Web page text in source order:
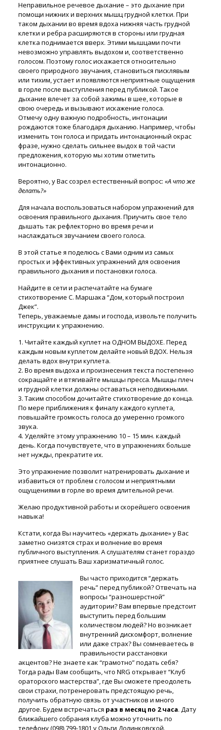
Неправильное речевое дыхание – это дыхание при
помощи нижних и верхних мышц грудной клетки. При
таком дыхании во время вдоха нижняя часть грудной
клетки и ребра расширяются в стороны или грудная
клетка поднимается вверх. Этими мышцами почти
невозможно управлять выдохом и, соответственно
голосом. Поэтому голос искажается относительно
своего природного звучания, становиться писклявым
или тихим, устает и появляются неприятные ощущения
в горле после выступления перед публикой. Такое
дыхание влечет за собой зажимы в шее, которые в
свою очередь и вызывают искажение голоса.
Отмечу одну важную подробность, интонации
рождаются тоже благодаря дыханию. Например, чтобы
изменить тон голоса и придать интонационный окрас
фразе, нужно сделать сильнее выдох в той части
предложения, которую мы хотим отметить
интонационно.
Вероятно, у Вас созрел естественный вопрос: «А что же
делать?»
Для начала воспользоваться набором упражнений для
освоения правильного дыхания. Приучить свое тело
дышать так рефлекторно во время речи и
наслаждаться звучанием своего голоса.
В этой статье я поделюсь с Вами одним из самых
простых и эффективных упражнений для освоения
правильного дыхания и постановки голоса.
Найдите в сети и распечатайте на бумаге
стихотворение С. Маршака “Дом, который построил
Джек”.
Теперь, уважаемые дамы и господа, извольте получить
инструкции к упражнению.
1. Читайте каждый куплет на ОДНОМ ВЫДОХЕ. Перед
каждым новым куплетом делайте новый ВДОХ. Нельзя
делать вдох внутри куплета.
2. Во время выдоха и произнесения текста постепенно
сокращайте и втягивайте мышцы пресса. Мышцы плеч
и грудной клетки должны оставаться неподвижными.
3. Таким способом дочитайте стихотворение до конца.
По мере приближения к финалу каждого куплета,
повышайте громкость голоса до умеренно громкого
звука.
4. Уделяйте этому упражнению 10 – 15 мин. каждый
день. Когда почувствуете, что в упражнениях больше
нет нужды, прекратите их.
Это упражнение позволит натренировать дыхание и
избавиться от проблем с голосом и неприятными
ощущениями в горле во время длительной речи.
Желаю продуктивной работы и скорейшего освоения
навыка!
Кстати, когда Вы научитесь «держать дыхание» у Вас
заметно снизятся страх и волнение во время
публичного выступления. А слушателям станет гораздо
приятнее слушать Ваш харизматичный голос.
Вы часто приходится “держать
речь” перед публикой? Отвечать на
вопросы “разношерстной”
аудитории? Вам впервые предстоит
выступить перед большим
количеством людей? Но возникает
внутренний дискомфорт, волнение
или даже страх? Вы сомневаетесь в
правильности расстановки
акцентов? Не знаете как “грамотно” подать себя?
Тогда рады Вам сообщить, что NRG открывает “Клуб
ораторского мастерства”, где Вы сможете преодолеть
свои страхи, потренеровать предстоящую речь,
получить обратную связь от участников и много
другое. Будем встречаться раз в месяц по 2 часа. Дату
ближайшего собрания клуба можно уточнить по
телефону (098) 799-1801 у Ольги Долинковской.